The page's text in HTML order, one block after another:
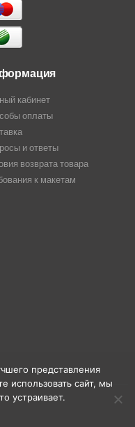
кабинет
оплаты
и ответы
возврата товара
к макетам
представления
использовать сайт, мы
устраивает.